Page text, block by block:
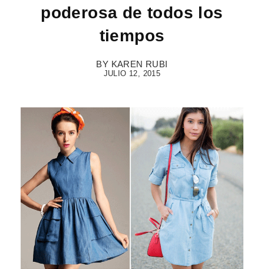
poderosa de todos los
tiempos
BY KAREN RUBI
JULIO 12, 2015